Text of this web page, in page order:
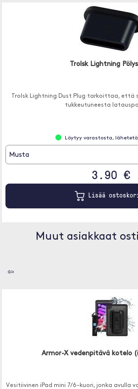
Trolsk Lightning
Trolsk Lightning Dust Plug tarkoittaa, että
tukkeutuneesta
Löytyy varastosta,
Musta
3.90 €
Lisää
Muut asiakkaat
⇦
Armor-X vedenpitävä kotelo
Vesitiivinen iPad mini 7/6-kuori, jonka avulla